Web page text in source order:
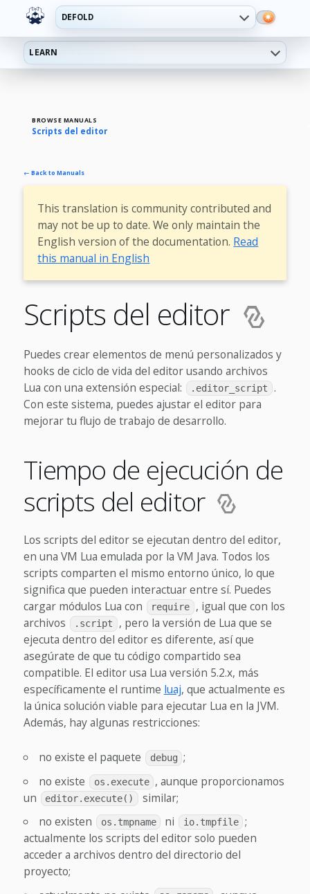
DEFOLD
LEARN
BROWSE MANUALS
Scripts del editor
← Back to Manuals
This translation is community contributed and
may not be up to date. We only maintain the
English version of the documentation. Read
this manual in English
Scripts del editor
Puedes crear elementos de menú personalizados y
hooks de ciclo de vida del editor usando archivos
Lua con una extensión especial:
.editor_script
.
Con este sistema, puedes ajustar el editor para
mejorar tu flujo de trabajo de desarrollo.
Tiempo de ejecución de
scripts del editor
Los scripts del editor se ejecutan dentro del editor,
en una VM Lua emulada por la VM Java. Todos los
scripts comparten el mismo entorno único, lo que
significa que pueden interactuar entre sí. Puedes
cargar módulos Lua con
require
, igual que con los
archivos
.script
, pero la versión de Lua que se
ejecuta dentro del editor es diferente, así que
asegúrate de que tu código compartido sea
compatible. El editor usa Lua versión 5.2.x, más
específicamente el runtime luaj, que actualmente es
la única solución viable para ejecutar Lua en la JVM.
Además, hay algunas restricciones:
no existe el paquete debug ;
no existe
os.execute , aunque proporcionamos
un
editor.execute()
similar;
no existen
os.tmpname ni io.tmpfile ;
actualmente los scripts del editor solo pueden
acceder a archivos dentro del directorio del
proyecto;